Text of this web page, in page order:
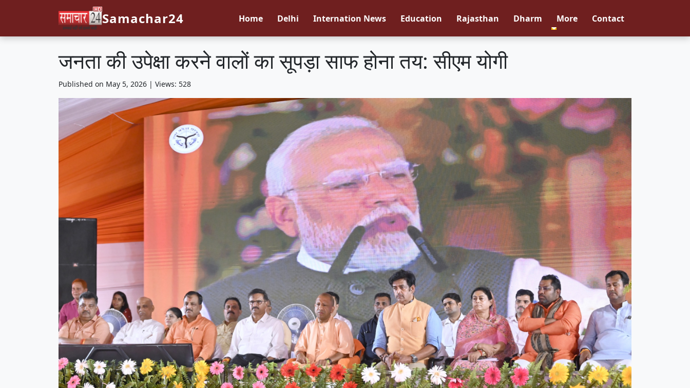
Samachar24 Home Delhi Internation News Education Rajasthan Dharm More Contact
जनता की उपेक्षा करने वालों का सूपड़ा साफ होना तय: सीएम योगी
Published on May 5, 2026 | Views: 528